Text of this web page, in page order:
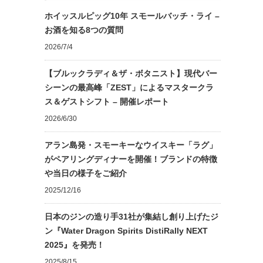
ホイッスルピッグ10年 スモールバッチ・ライ –
お酒を知る8つの質問
2026/7/4
【ブルックラディ＆ザ・ボタニスト】現代バー
シーンの最高峰「ZEST」によるマスタークラ
ス＆ゲストシフト – 開催レポート
2026/6/30
アラン島発・スモーキーなウイスキー「ラグ」
がペアリングディナーを開催！ブランドの特徴
や当日の様子をご紹介
2025/12/16
日本のジンの造り手31社が集結し創り上げたジ
ン『Water Dragon Spirits DistiRally NEXT
2025』を発売！